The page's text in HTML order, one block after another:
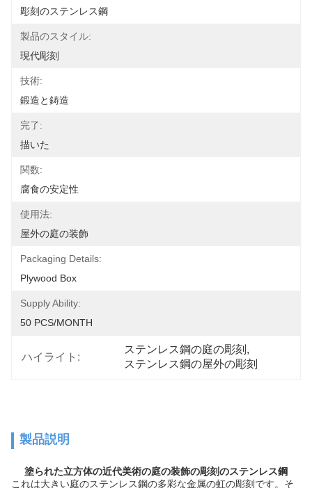
彫刻のステンレス鋼
製品のスタイル:
現代彫刻
技術:
鍛造と鋳造
完了:
描いた
関数:
腐食の安定性
使用法:
屋外の庭の装飾
Packaging Details:
Plywood Box
Supply Ability:
50 PCS/MONTH
ハイライト:
ステンレス鋼の庭の彫刻 ,
ステンレス鋼の屋外の彫刻
製品説明
塗られた立方体の近代美術の庭の装飾の彫刻のステンレス鋼
これは大きい庭のステンレス鋼の多彩な金属の虹の彫刻です。そ